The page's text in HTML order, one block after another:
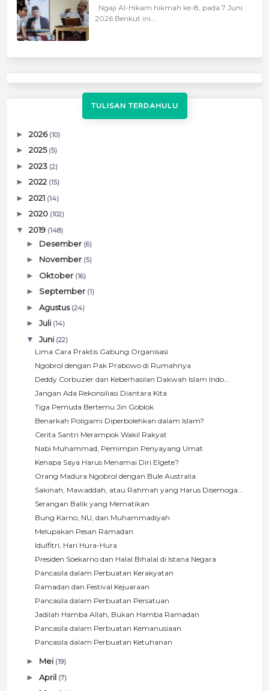
Ngaji Al-Hikam hikmah ke-8, pada 7 Juni
2026 Berikut ini...
TULISAN TERDAHULU
► 2026 (10)
► 2025 (5)
► 2023 (2)
► 2022 (15)
► 2021 (14)
► 2020 (102)
▼ 2019 (148)
► Desember (6)
► November (5)
► Oktober (16)
► September (1)
► Agustus (24)
► Juli (14)
▼ Juni (22)
Lima Cara Praktis Gabung Organisasi
Ngobrol dengan Pak Prabowo di Rumahnya
Deddy Corbuzier dan Keberhasilan Dakwah Islam Indo...
Jangan Ada Rekonsiliasi Diantara Kita
Tiga Pemuda Bertemu Jin Goblok
Benarkah Poligami Diperbolehkan dalam Islam?
Cerita Santri Merampok Wakil Rakyat
Nabi Muhammad, Pemimpin Penyayang Umat
Kenapa Saya Harus Menamai Diri Elgete?
Orang Madura Ngobrol dengan Bule Australia
Sakinah, Mawaddah, atau Rahmah yang Harus Disemoga...
Serangan Balik yang Mematikan
Bung Karno, NU, dan Muhammadiyah
Melupakan Pesan Ramadan
Idulfitri, Hari Hura-Hura
Presiden Soekarno dan Halal Bihalal di Istana Negara
Pancasila dalam Perbuatan Kerakyatan
Ramadan dan Festival Kejuaraan
Pancasila dalam Perbuatan Persatuan
Jadilah Hamba Allah, Bukan Hamba Ramadan
Pancasila dalam Perbuatan Kemanusiaan
Pancasila dalam Perbuatan Ketuhanan
► Mei (19)
► April (7)